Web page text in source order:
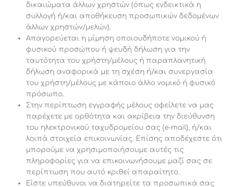
δικαιώματα άλλων χρηστών (όπως ενδεικτικά η
συλλογή ή/και αποθήκευση προσωπικών δεδομένων
άλλων χρηστών/μελών).
Απαγορεύεται η μίμηση οποιουδήποτε νομικού ή
φυσικού προσώπου ή ψευδή δήλωση για την
ταυτότητα του χρήστη/μέλους ή παραπλανητική
δήλωση αναφορικά με τη σχέση ή/και συνεργασία
του χρήστη/μέλους με κάποιο άλλο νομικό ή φυσικό
πρόσωπο.
Στην περίπτωση εγγραφής μέλους οφείλετε να μας
παρέχετε με ορθότητα και ακρίβεια την διεύθυνση
του ηλεκτρονικού ταχυδρομείου σας (e-mail), ή/και
λοιπά στοιχεία επικοινωνίας. Επίσης αποδέχεστε ότι
μπορούμε να χρησιμοποιήσουμε αυτές τις
πληροφορίες για να επικοινωνήσουμε μαζί σας σε
περίπτωση που αυτό κριθεί απαραίτητο.
Είστε υπεύθυνοι να διατηρείτε τα προσωπικά σας